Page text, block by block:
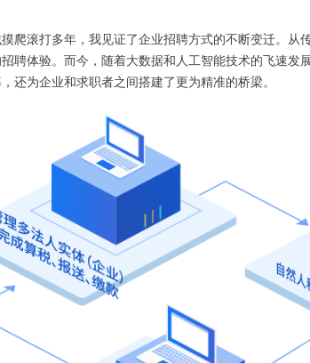
爬滚打多年，我见证了企业招聘方式的不断变迁。
聘体验。而今，随着大数据和人工智能技术的飞速
还为企业和求职者之间搭建了更为精准的桥梁。